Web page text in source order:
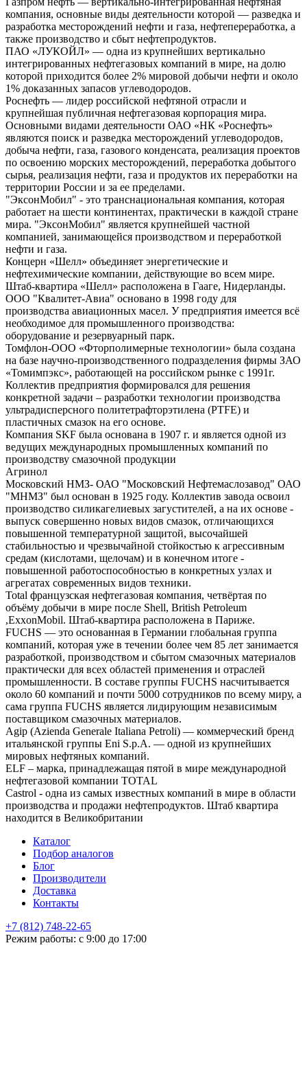
компания, основные виды деятельности которой — разведка и
разработка месторождений нефти и газа, нефтепереработка, а
также производство и сбыт нефтепродуктов.
ПАО «ЛУКОЙЛ» — одна из крупнейших вертикально
интегрированных нефтегазовых компаний в мире, на долю
которой приходится более 2% мировой добычи нефти и около
1% доказанных запасов углеводородов.
Роснефть — лидер российской нефтяной отрасли и
крупнейшая публичная нефтегазовая корпорация мира.
Основными видами деятельности ОАО «НК «Роснефть»
являются поиск и разведка месторождений углеводородов,
добыча нефти, газа, газового конденсата, реализация проектов
по освоению морских месторождений, переработка добытого
сырья, реализация нефти, газа и продуктов их переработки на
территории России и за ее пределами.
"ЭксонМобил" - это транснациональная компания, которая
работает на шести континентах, практически в каждой стране
мира. "ЭксонМобил" является крупнейшей частной
компанией, занимающейся производством и переработкой
нефти и газа.
Концерн «Шелл» объединяет энергетические и
нефтехимические компании, действующие во всем мире.
Штаб-квартира «Шелл» расположена в Гааге, Нидерланды.
ООО "Квалитет-Авиа" основано в 1998 году для
производства авиационных масел. У предприятия имеется всё
необходимое для промышленного производства:
оборудование и резервуарный парк.
Томфлон-ООО «Фторполимерные технологии» была создана
на базе научно-производственного подразделения фирмы ЗАО
«Томимпэкс», работающей на российском рынке с 1991г.
Коллектив предприятия формировался для решения
конкретной задачи – разработки технологии производства
ультрадисперсного политетрафторэтилена (PTFE) и
пластичных смазок на его основе.
Компания SKF была основана в 1907 г. и является одной из
ведущих международных промышленных компаний по
производству смазочной продукции
Агринол
Московский НМЗ- ОАО "Московский Нефтемаслозавод" ОАО
"МНМЗ" был основан в 1925 году. Коллектив завода освоил
производство силикагелиевых загустителей, а на их основе -
выпуск совершенно новых видов смазок, отличающихся
повышенной температурной защитой, высочайшей
стабильностью и чрезвычайной стойкостью к агрессивным
средам (кислотами, щелочам) и в конечном итоге -
повышенной работоспособностью в конкретных узлах и
агрегатах современных видов техники.
Total французская нефтегазовая компания, четвёртая по
объёму добычи в мире после Shell, British Petroleum
,ExxonMobil. Штаб-квартира расположена в Париже.
FUCHS — это основанная в Германии глобальная группа
компаний, которая уже в течении более чем 85 лет занимается
разработкой, производством и сбытом смазочных материалов
практически для всех областей применения и отраслей
промышленности. В составе группы FUCHS насчитывается
около 60 компаний и почти 5000 сотрудников по всему миру, а
сама группа FUCHS является лидирующим независимым
поставщиком смазочных материалов.
Agip (Azienda Generale Italiana Petroli) — коммерческий бренд
итальянской группы Eni S.p.A. — одной из крупнейших
мировых нефтяных компаний.
ELF – марка, принадлежащая пятой в мире международной
нефтегазовой компании TOTAL
Castrol - одна из самых известных компаний в мире в области
производства и продажи нефтепродуктов. Штаб квартира
находится в Великобритании
Каталог
Подбор аналогов
Блог
Производители
Доставка
Контакты
+7 (812) 748-22-65
Режим работы: с 9:00 до 17:00
НЕ НАШЛИ ЧТО ИСКАЛИ